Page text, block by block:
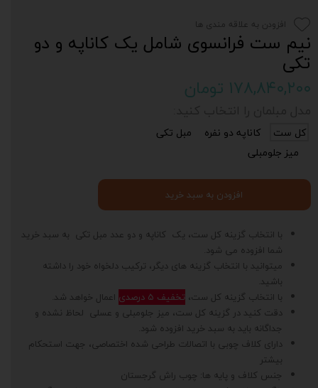
نیم ست فرانسوی شامل یک کاناپه و دو
تکی
۱۷۸,۸۴۰,۲۰۰ تومان
با انتخاب گزینه کل ست، یک کاناپه و دو عدد مبل تکی به سبد خرید
شما افزوده می شود.
میتوانید با انتخاب گزینه های دیگر، ترکیب دلخواه خود را داشته
باشید.
با انتخاب گزینه کل ست، تخفیف 5 درصدی
اعمال خواهد شد.
دقت کنید در گزینه کل ست، میز جلومبلی و عسلی لحاظ نشده و
جداگانه باید به سبد خرید افزوده شود.
دارای کلاف چوبی با اتصالات طراحی شده اختصاصی، جهت استحکام
بیشتر
جنس کلاف و پایه ها: چوب راش گرجستان
کل ست کاناپه دو نفره
مبل تکی
میز جلومبلی
افزودن به سبد خرید
افزودن به علاقه مندی ها